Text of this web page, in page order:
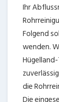
Ihr
Folgend
wenden.
die